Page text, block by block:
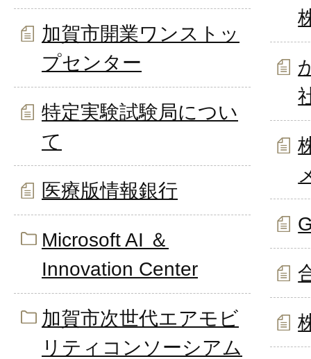
加賀市開業ワンストッ
プセンター
特定実験試験局につい
て
医療版情報銀行
Microsoft AI ＆
Innovation Center
加賀市次世代エアモビ
リティコンソーシアム